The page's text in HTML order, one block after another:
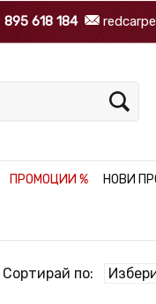
895 618 184
ПРОМОЦИИ % НОВИ
Сортирай по: